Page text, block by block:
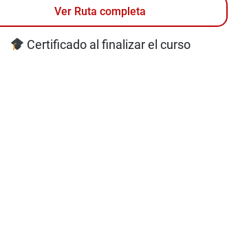
Ver Ruta completa
Certificado al finalizar el curso